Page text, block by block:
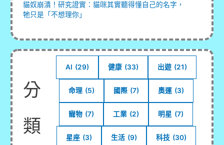
貓奴崩潰！研究證實：貓咪其實聽得懂自己的名字，
牠只是「不想理你」
分
類
AI (29) 健康 (33) 出遊 (21)
命理 (5) 國際 (7) 奧運 (3)
寵物 (7) 工業 (2) 明星 (7)
星座 (3) 生活 (9) 科技 (30)